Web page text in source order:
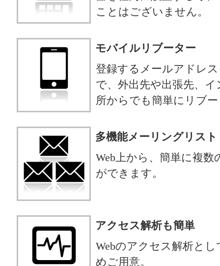
ことはございません。
モバイルリブーター
登録するメールアドレ
で、外出先や出張先、
所からでも簡単にリブ
多機能メーリングリスト
Web上から、簡単に複
ができます。
アクセス解析も簡単
Webのアクセス解析とし
めご用意。